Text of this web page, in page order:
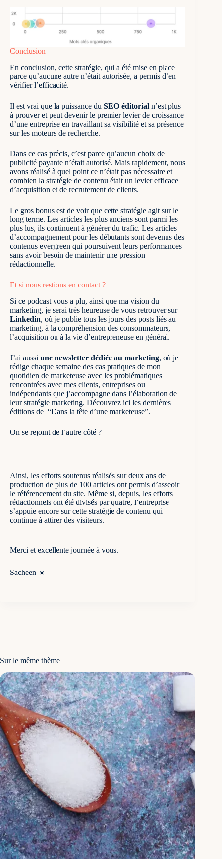
Conclusion
En conclusion, cette stratégie, qui a été mise en place
parce qu’aucune autre n’était autorisée, a permis d’en
vérifier l’efficacité.
Il est vrai que la puissance du SEO éditorial n’est plus
à prouver et peut devenir le premier levier de croissance
d’une entreprise en travaillant sa visibilité et sa présence
sur les moteurs de recherche.
Dans ce cas précis, c’est parce qu’aucun choix de
publicité payante n’était autorisé. Mais rapidement, nous
avons réalisé à quel point ce n’était pas nécessaire et
combien la stratégie de contenu était un levier efficace
d’acquisition et de recrutement de clients.
Le gros bonus est de voir que cette stratégie agit sur le
long terme. Les articles les plus anciens sont parmi les
plus lus, ils continuent à générer du trafic. Les articles
d’accompagnement pour les débutants sont devenus des
contenus evergreen qui poursuivent leurs performances
sans avoir besoin de maintenir une pression
rédactionnelle.
Et si nous restions en contact ?
Si ce podcast vous a plu, ainsi que ma vision du
marketing, je serai très heureuse de vous retrouver sur
Linkedin, où je publie tous les jours des posts liés au
marketing, à la compréhension des consommateurs,
l’acquisition ou à la vie d’entrepreneuse en général.
J’ai aussi une newsletter dédiée au marketing, où je
rédige chaque semaine des cas pratiques de mon
quotidien de marketeuse avec les problématiques
rencontrées avec mes clients, entreprises ou
indépendants que j’accompagne dans l’élaboration de
leur stratégie marketing. Découvrez ici les dernières
éditions de “Dans la tête d’une marketeuse”.
On se rejoint de l’autre côté ?
Ainsi, les efforts soutenus réalisés sur deux ans de
production de plus de 100 articles ont permis d’asseoir
le référencement du site. Même si, depuis, les efforts
rédactionnels ont été divisés par quatre, l’entreprise
s’appuie encore sur cette stratégie de contenu qui
continue à attirer des visiteurs.
Merci et excellente journée à vous.
Sacheen ☀️
Sur le même thème